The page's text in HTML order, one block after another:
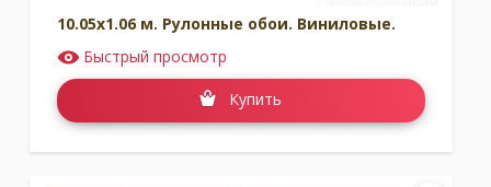
10.05x1.06 м. Рулонные обои. Виниловые.
Быстрый просмотр
Купить